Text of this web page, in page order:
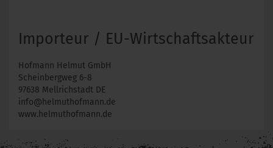
Importeur / EU-Wirtschaftsakteur
Hofmann Helmut GmbH
Scheinbergweg 6-8
97638 Mellrichstadt DE
info@helmuthofmann.de
www.helmuthofmann.de